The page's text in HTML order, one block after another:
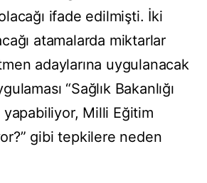
ifade edilmişti. İki
atamalarda miktarlar
adaylarına uygulanacak
“Sağlık Bakanlığı
yapabiliyor, Milli Eğitim
gibi tepkilere neden